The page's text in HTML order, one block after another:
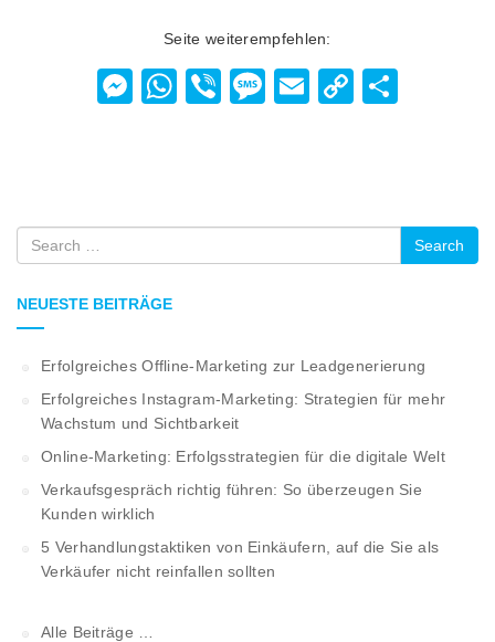
Seite weiterempfehlen:
Messenger
WhatsApp
ViberMessage
EmailCopy
Search
NEUESTE BEITRÄGE
Erfolgreiches Offline-Marketing zur Leadgenerierung
Erfolgreiches Instagram-Marketing: Strategien für mehr
Wachstum und Sichtbarkeit
Online-Marketing: Erfolgsstrategien für die digitale Welt
Verkaufsgespräch richtig führen: So überzeugen Sie
Kunden wirklich
5 Verhandlungstaktiken von Einkäufern, auf die Sie als
Verkäufer nicht reinfallen sollten
Alle Beiträge …